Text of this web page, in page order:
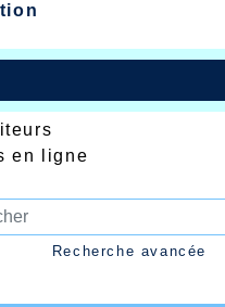
en ligne
Recherche avancée